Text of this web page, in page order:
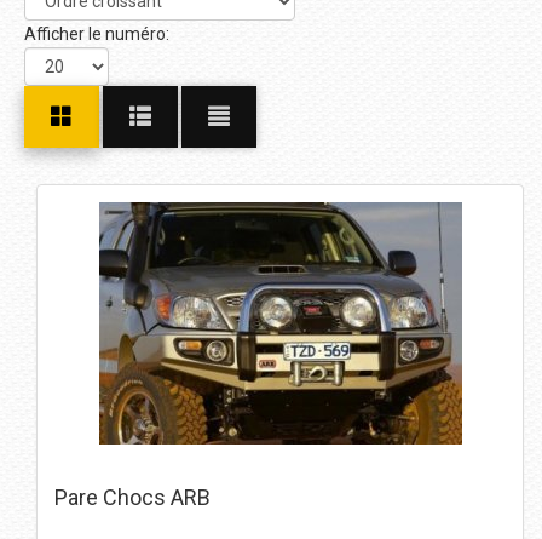
Afficher le numéro:
Pare Chocs ARB